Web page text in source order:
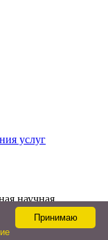
услуг
научная
Принимаю